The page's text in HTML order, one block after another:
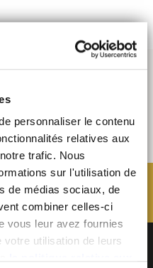
personnaliser le contenu
relatives aux
trafic. Nous
sur l'utilisation de
de médias sociaux, de
combiner celles-ci
vous leur avez fournies
utilisation de leurs